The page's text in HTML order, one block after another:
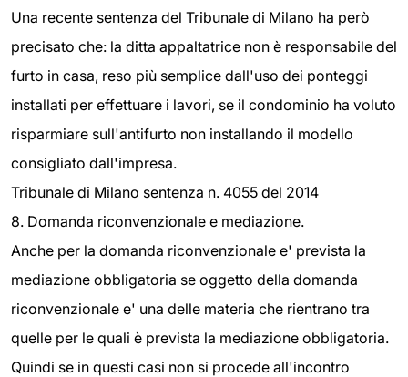
Una recente sentenza del Tribunale di Milano ha però
precisato che: la ditta appaltatrice non è responsabile del
furto in casa, reso più semplice dall'uso dei ponteggi
installati per effettuare i lavori, se il condominio ha voluto
risparmiare sull'antifurto non installando il modello
consigliato dall'impresa.
Tribunale di Milano sentenza n. 4055 del 2014
8. Domanda riconvenzionale e mediazione.
Anche per la domanda riconvenzionale e' prevista la
mediazione obbligatoria se oggetto della domanda
riconvenzionale e' una delle materia che rientrano tra
quelle per le quali è prevista la mediazione obbligatoria.
Quindi se in questi casi non si procede all'incontro